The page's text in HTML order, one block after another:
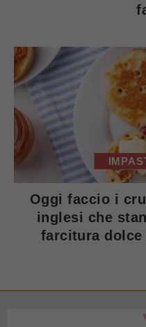
Oggi faccio i
inglesi che
farcitura